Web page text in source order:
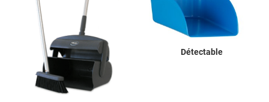
Détectable